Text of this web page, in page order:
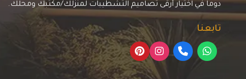
دوما في اختيار أرقى تصاميم التشطيبات لمنزلك/مكتبك ومحلك.
تابعنا